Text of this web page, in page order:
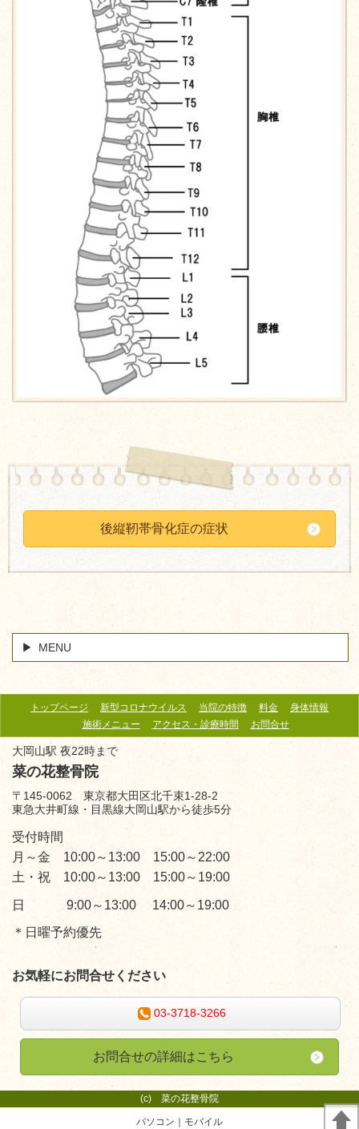
後縦靭帯骨化症の症状
MENU
トップページ 新型コロナウイルス 当院の特徴 料金
身体情報
施術メニュー
アクセス・診療時間 お問合せ
大岡山駅 夜22時まで
菜の花整骨院
〒145-0062 東京都大田区北千束1-28-2
東急大井町線・目黒線大岡山駅から徒歩5分
受付時間
月～金 10:00～13:00 15:00～22:00
土・祝 10:00～13:00 15:00～19:00
日 9:00～13:00 14:00～19:00
＊日曜予約優先
お気軽にお問合せください
03-3718-3266
お問合せの詳細はこちら
(c) 菜の花整骨院
パソコン ｜モバイル